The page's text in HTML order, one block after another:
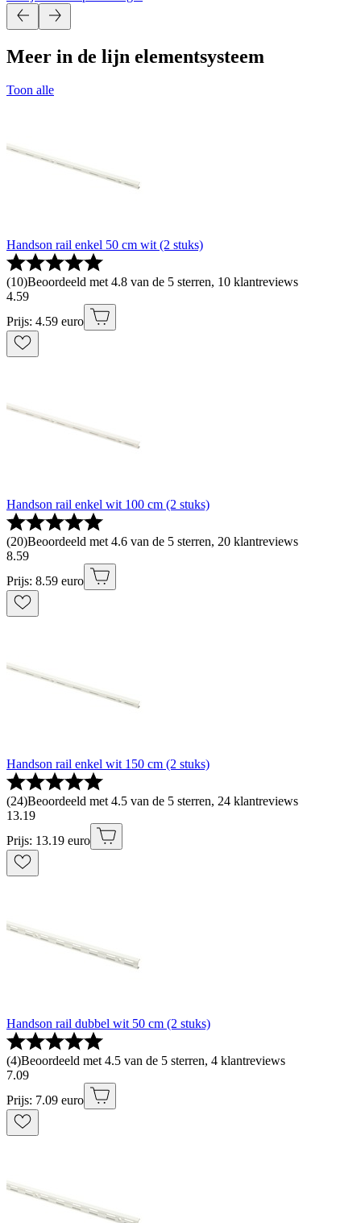
Meer in de lijn elementsysteem
Toon alle
Handson rail enkel 50 cm wit (2 stuks)
(10)Beoordeeld met 4.8 van de 5 sterren, 10 klantreviews
4.59
Prijs: 4.59 euro
Handson rail enkel wit 100 cm (2 stuks)
(20)Beoordeeld met 4.6 van de 5 sterren, 20 klantreviews
8.59
Prijs: 8.59 euro
Handson rail enkel wit 150 cm (2 stuks)
(24)Beoordeeld met 4.5 van de 5 sterren, 24 klantreviews
13.19
Prijs: 13.19 euro
Handson rail dubbel wit 50 cm (2 stuks)
(4)Beoordeeld met 4.5 van de 5 sterren, 4 klantreviews
7.09
Prijs: 7.09 euro